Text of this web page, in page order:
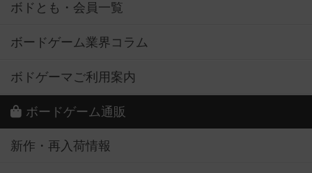
ボドとも・会員一覧
ボードゲーム業界コラム
ボドゲーマご利用案内
ボードゲーム通販
新作・再入荷情報